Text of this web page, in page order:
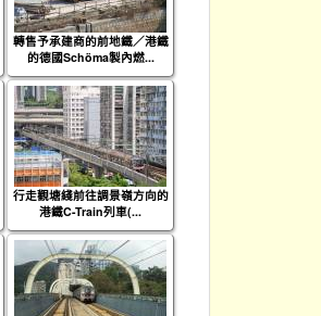
轉售予承建商的前地鐵／港鐵
的德國Schöma製內燃...
行走觀塘綫前往調景嶺方向的
港鐵C-Train列車(...